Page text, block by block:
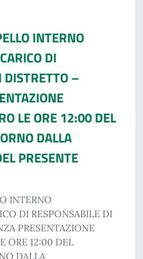
INTERNO
DI
DISTRETTO –
LE ORE 12:00 DEL
DALLA
PRESENTE
INTERNO
DI RESPONSABILE DI
PRESENTAZIONE
ORE 12:00 DEL
DALLA